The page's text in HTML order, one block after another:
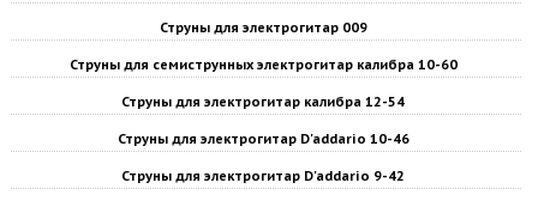
Струны для электрогитар 009
Струны для семиструнных электрогитар калибра 10-60
Струны для электрогитар калибра 12-54
Струны для электрогитар D'addario 10-46
Струны для электрогитар D'addario 9-42